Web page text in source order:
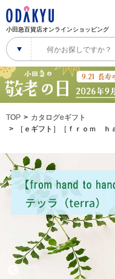
小田急百貨店オンラインショッピング
TOP
カタログeギフト
［ｅギフト］［ｆｒｏｍ